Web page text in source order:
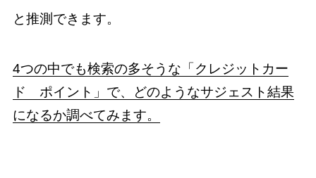
と推測できます。
4つの中でも検索の多そうな「クレジットカー
ド ポイント」で、どのようなサジェスト結果
になるか調べてみます。